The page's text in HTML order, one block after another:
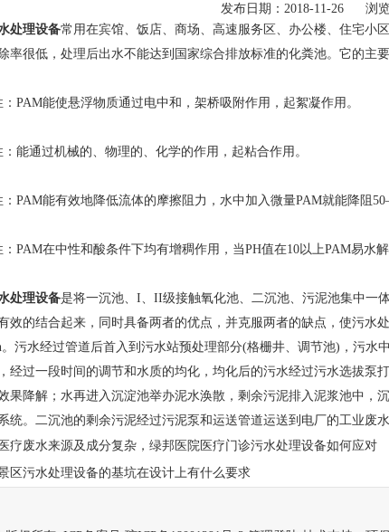
发布日期：2018-11-26 浏览
处理设备常用在宾馆、饭店、商场、高速服务区、办公楼、住宅小
率很低，处理后出水不能达到国家综合排放标准的化粪池。它的主要
能使悬浮物质通过电中和，架桥吸附作用，起絮凝作用。
通过机械的、物理的、化学的作用，起粘合作用。
能有效地降低流体的摩擦阻力，水中加入微量PAM就能降阻
在中性和酸条件下均有增稠作用，当PH值在10以上PAM易水解
处理设备是将一沉池、I、II级接触氧化池、二沉池、污泥池集中一
效的结合起来，同时具备两者的优点，并克服两者的缺点，使污水
。污水经过管道后首入到污水站预处理部分(格栅井、调节池)，污水
经过一段时间的调节和水质的均化，均化后的污水经过污水选拔泵
果降解；水再进入沉淀池举办泥水涣散，剩余污泥排入泥浆池中，
统。二沉池的剩余污泥经过污泥泵和运送管道运送到电厂的工业废水
医疗废水来源及成分复杂，绿邦医院医疗门诊污水处理设备如何应对
区污水处理设备的基坑在设计上有什么要求